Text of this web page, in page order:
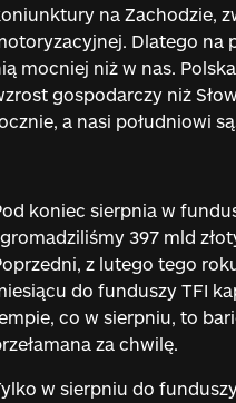
na Zachodzie,
Dlatego na
mocniej niż w nas.
gospodarczy niż
a nasi południowi
koniec sierpnia w
397 mld
z lutego tego
do funduszy TFI
co w sierpniu, to
za chwilę.
w sierpniu do